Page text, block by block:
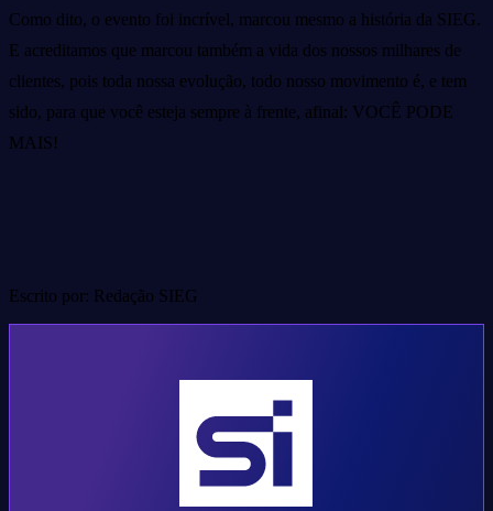
Como dito, o evento foi incrível, marcou mesmo a história da SIEG.
E acreditamos que marcou também a vida dos nossos milhares de
clientes, pois toda nossa evolução, todo nosso movimento é, e tem
sido, para que você esteja sempre à frente, afinal: VOCÊ PODE
MAIS!
Escrito por: Redação SIEG